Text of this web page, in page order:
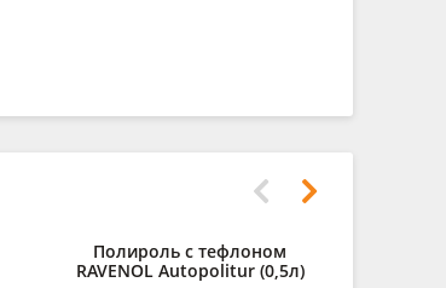
Полироль с тефлоном
RAVENOL Autopolitur (0,5л)